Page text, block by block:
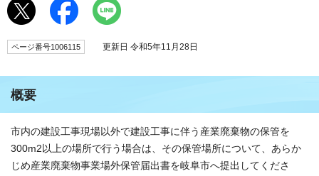
ページ番号1006115 更新日 令和5年11月28日
概要
市内の建設工事現場以外で建設工事に伴う産業廃棄物の保管を
300m2以上の場所で行う場合は、その保管場所について、あらか
じめ産業廃棄物事業場外保管届出書を岐阜市へ提出してくださ